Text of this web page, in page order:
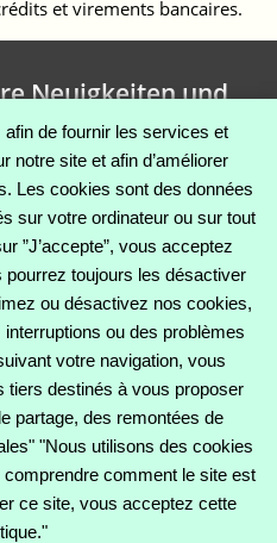
et virements bancaires.
Neuigkeiten und



de fournir les services et
notre site et afin d’améliorer
Les cookies sont des données
sur votre ordinateur ou sur tout
”J’accepte”, vous acceptez
pourrez toujours les désactiver
ou désactivez nos cookies,
ou des problèmes
votre navigation, vous
tiers destinés à vous proposer
partage, des remontées de
"Nous utilisons des cookies
comment le site est
ce site, vous acceptez cette